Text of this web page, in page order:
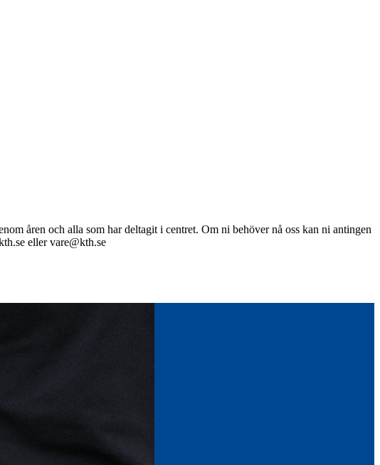
åren och alla som har deltagit i centret. Om ni behöver nå oss kan ni antingen
eller vare@kth.se